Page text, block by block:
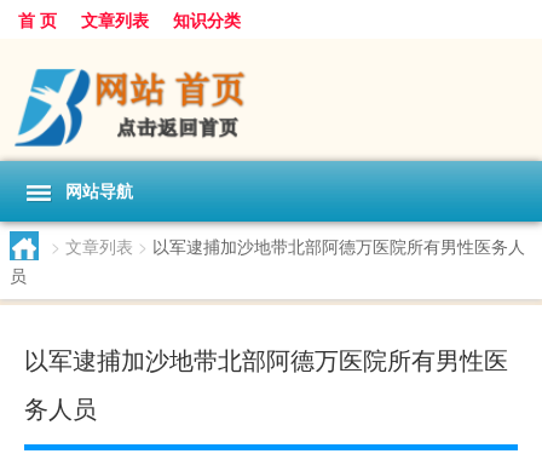
首 页 文章列表 知识分类
网站导航
> 文章列表 > 以军逮捕加沙地带北部阿德万医院所有男性医务人
员
以军逮捕加沙地带北部阿德万医院所有男性医
务人员